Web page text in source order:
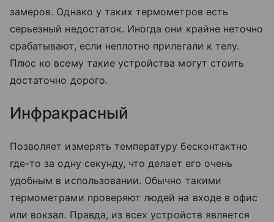
замеров. Однако у таких термометров есть
серьезный недостаток. Иногда они крайне неточно
срабатывают, если неплотно прилегали к телу.
Плюс ко всему такие устройства могут стоить
достаточно дорого.
Инфракрасный
Позволяет измерять температуру бесконтактно
где-то за одну секунду, что делает его очень
удобным в использовании. Обычно такими
термометрами проверяют людей на входе в офис
или вокзал. Правда, из всех устройств является